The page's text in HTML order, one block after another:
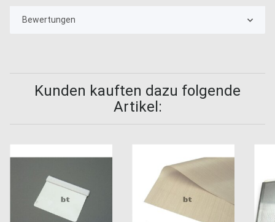
Bewertungen
Kunden kauften dazu folgende
Artikel: